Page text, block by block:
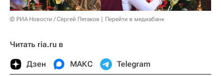
© РИА Новости / Сергей Пятаков Перейти в медиабанк
Читать ria.ru в
Дзен МАКС Telegram